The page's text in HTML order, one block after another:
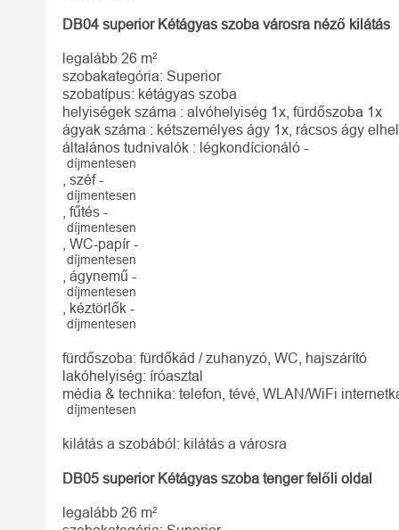
DB04 superior Kétágyas szoba városra néző kilátás
legalább 26 m²
szobakategória: Superior
szobatípus: kétágyas szoba
helyiségek száma : alvóhelyiség 1x, fürdőszoba 1x
ágyak száma : kétszemélyes ágy 1x, rácsos ágy
általános tudnivalók : légkondícionáló -
díjmentesen
, széf -
díjmentesen
, fűtés -
díjmentesen
, WC-papír -
díjmentesen
, ágynemű -
díjmentesen
, kéztörlők -
díjmentesen
fürdőszoba: fürdőkád / zuhanyzó, WC, hajszárító
lakóhelyiség: íróasztal
média & technika: telefon, tévé, WLAN/WiFi
díjmentesen
kilátás a szobából: kilátás a városra
DB05 superior Kétágyas szoba tenger felőli oldal
legalább 26 m²